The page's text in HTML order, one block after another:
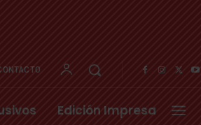
Edición Impresa